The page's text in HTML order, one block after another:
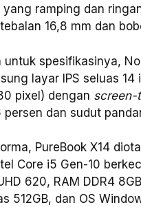
yang ramping dan
16,8 mm dan
untuk spesifikasinya,
layar IPS seluas 14
pixel) dengan screen-
dan sudut
PureBook X14
Core i5 Gen-10
620, RAM DDR4
512GB, dan OS